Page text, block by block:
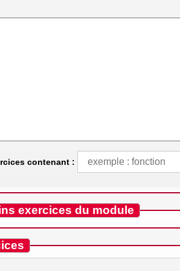
contenant :
exercices du module